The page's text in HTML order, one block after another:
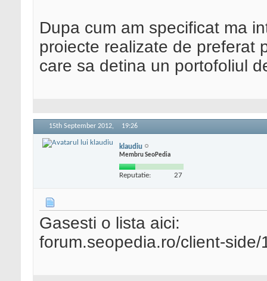
Dupa cum am specificat ma
proiecte realizate de preferat
care sa detina un portofoliul
15th September 2012, 19:26
klaudiu
Membru SeoPedia
Reputatie: 27
Gasesti o lista aici:
forum.seopedia.ro/client-